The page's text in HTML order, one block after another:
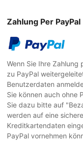
Zahlung Per PayPal
Wenn Sie Ihre
zu PayPal
Benutzerdaten
Sie können auch ohne
Sie dazu bitte auf
werden auf eine
Kreditkartendaten
PayPal vornehmen